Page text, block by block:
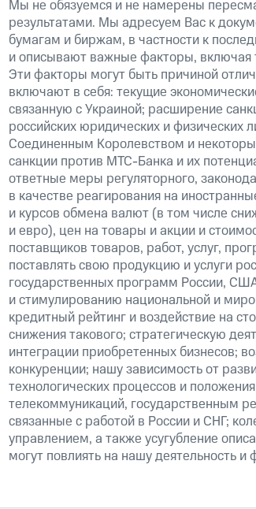
Мы не обязуемся и не намерены
результатами. Мы адресуем Вас к
бумагам и биржам, в частности к
и описывают важные факторы,
Эти факторы могут быть причиной
включают в себя: текущие
связанную с Украиной; расширение
российских юридических и
Соединенным Королевством и
санкции против МТС-Банка и их
ответные меры регуляторного,
в качестве реагирования на
и курсов обмена валют (в том числе
и евро), цен на товары и акции и
поставщиков товаров, работ, услуг,
поставлять свою продукцию и услуги
государственных программ России,
и стимулированию национальной и
кредитный рейтинг и воздействие на
снижения такового; стратегическую
интеграции приобретенных бизнесов;
конкуренции; нашу зависимость от
технологических процессов и
телекоммуникаций, государственным
связанные с работой в России и СНГ;
управлением, а также усугубление
могут повлиять на нашу деятельность